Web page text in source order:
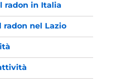
radon in Italia
radon nel Lazio